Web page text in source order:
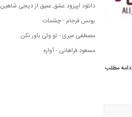
به ادامه مطلب
دانلود اپیزود عشق عمیق از دیجی شاهین
یونس فرجام - چشمات
مصطفی میری - تو ولی باور نکن
مسعود فراهانی - آواره